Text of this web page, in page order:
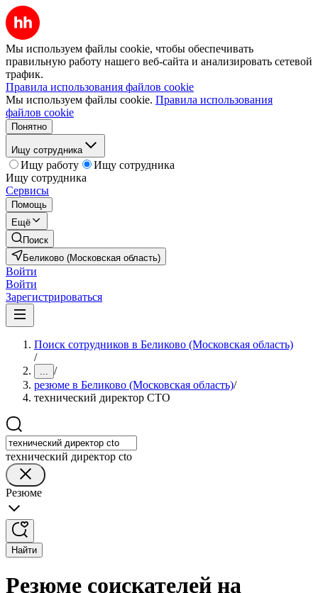
Мы используем файлы cookie, чтобы обеспечивать
правильную работу нашего веб-сайта и анализировать сетевой
трафик.
Правила использования файлов cookie
Мы используем файлы cookie. Правила использования
файлов cookie
Понятно
Ищу сотрудника
Ищу работу
Ищу сотрудника
Ищу сотрудника
Сервисы
Помощь
Ещё
Поиск
Беликово (Московская область)
Войти
Войти
Зарегистрироваться
Поиск сотрудников в Беликово (Московская область)
/
... /
резюме в Беликово (Московская область)/
технический директор CTO
технический директор cto
Резюме
Найти
Резюме соискателей на